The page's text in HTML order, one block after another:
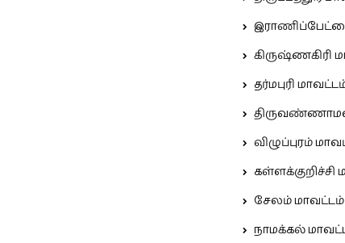
கிருஷ்ணகிரி
தர்மபுரி
விழுப்புரம்
கள்ளக்குறிச்சி
சேலம் மாவட்டம்
நாமக்கல்